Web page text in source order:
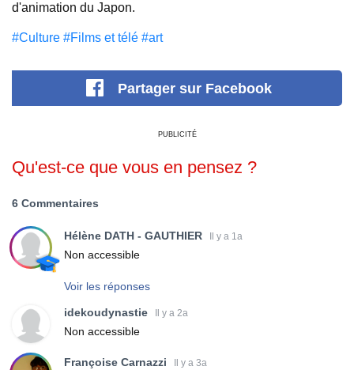
d'animation du Japon.
#Culture #Films et télé #art
Partager sur Facebook
PUBLICITÉ
Qu'est-ce que vous en pensez ?
6 Commentaires
Hélène DATH - GAUTHIER Il y a 1a
Non accessible
Voir les réponses
idekoudynastie Il y a 2a
Non accessible
Françoise Carnazzi Il y a 3a